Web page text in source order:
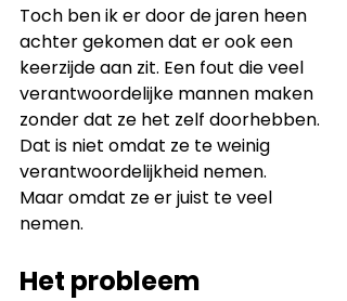
Toch ben ik er door de jaren heen
achter gekomen dat er ook een
keerzijde aan zit. Een fout die veel
verantwoordelijke mannen maken
zonder dat ze het zelf doorhebben.
Dat is niet omdat ze te weinig
verantwoordelijkheid nemen.
Maar omdat ze er juist te veel
nemen.
Het probleem